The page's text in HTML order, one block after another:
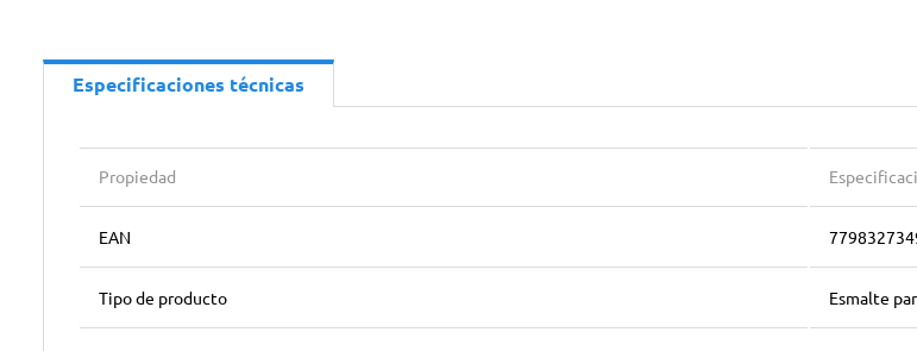
Especificaciones técnicas
Propiedad
EAN
Tipo de producto Esmalte